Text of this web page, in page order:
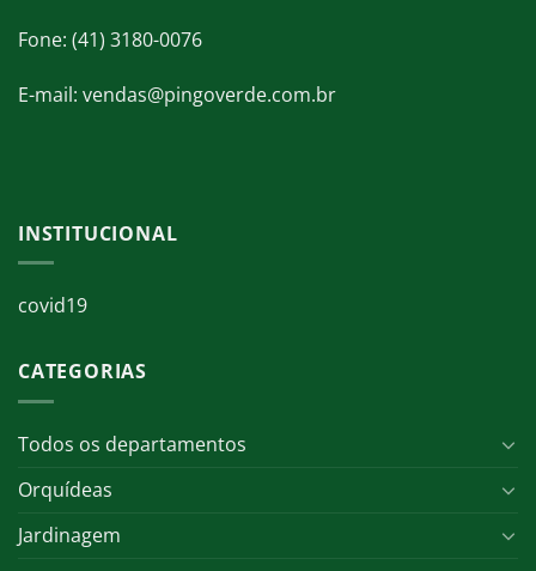
Fone: (41) 3180-0076
E-mail: vendas@pingoverde.com.br
INSTITUCIONAL
covid19
CATEGORIAS
Todos os departamentos
Orquídeas
Jardinagem